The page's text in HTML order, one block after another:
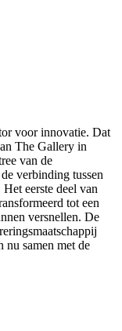
voor innovatie. Dat
The Gallery in
van de
verbinding tussen
eerste deel van
tot een
versnellen. De
samen met de